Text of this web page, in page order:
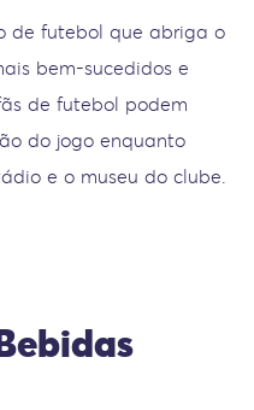
de futebol que abriga o
bem-sucedidos e
de futebol podem
do jogo enquanto
e o museu do clube.